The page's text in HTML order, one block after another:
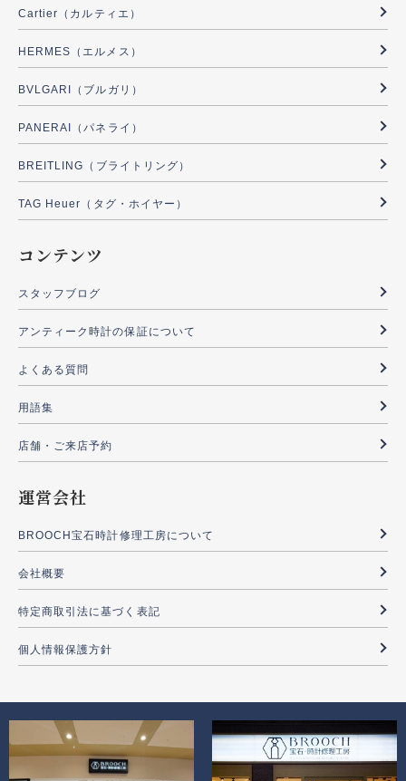
Cartier（カルティエ）
HERMES（エルメス）
BVLGARI（ブルガリ）
PANERAI（パネライ）
BREITLING（ブライトリング）
TAG Heuer（タグ・ホイヤー）
コンテンツ
スタッフブログ
アンティーク時計の保証について
よくある質問
用語集
店舗・ご来店予約
運営会社
BROOCH宝石時計修理工房について
会社概要
特定商取引法に基づく表記
個人情報保護方針